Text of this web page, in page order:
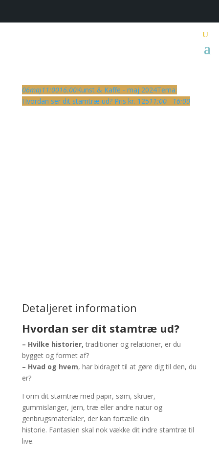
06maj11:0016:00Kunst & Kaffe - maj 2024Tema:
Hvordan ser dit stamtræ ud? Pris kr. 12511:00 - 16:00
Detaljeret information
Hvordan ser dit stamtræ ud?
– Hvilke historier,traditioner og relationer, er du
bygget og formet af?
– Hvad og hvem, har bidraget til at gøre dig til den, du
er?
Form dit stamtræ med papir, søm, skruer,
gummislanger, jern, træ eller andre natur og
genbrugsmaterialer, der kan fortælle din
historie. Fantasien skal nok vække dit indre stamtræ til
live.